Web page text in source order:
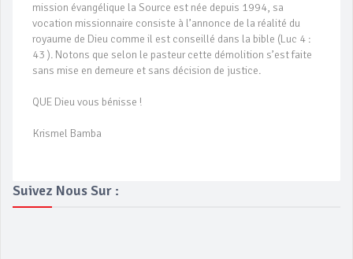
mission évangélique la Source est née depuis 1994, sa
vocation missionnaire consiste à l’annonce de la réalité du
royaume de Dieu comme il est conseillé dans la bible (Luc 4 :
43 ). Notons que selon le pasteur cette démolition s’est faite
sans mise en demeure et sans décision de justice.
QUE Dieu vous bénisse !
Krismel Bamba
Suivez Nous Sur :